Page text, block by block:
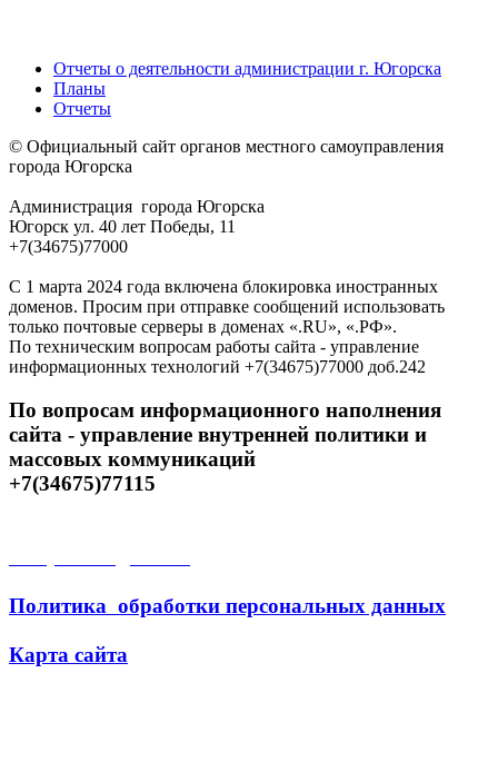
Отчеты о деятельности администрации г. Югорска
Планы
Отчеты
© Официальный сайт органов местного самоуправления
города Югорска
Администрация города Югорска
Югорск ул. 40 лет Победы, 11
+7(34675)77000
С 1 марта 2024 года включена блокировка иностранных
доменов. Просим при отправке сообщений использовать
только почтовые серверы в доменах «.RU», «.РФ».
По техническим вопросам работы сайта - управление
информационных технологий +7(34675)77000 доб.242
По вопросам информационного наполнения
сайта - управление внутренней политики и
массовых коммуникаций
+7(34675)77115
Политика обработки персональных данных
Карта сайта